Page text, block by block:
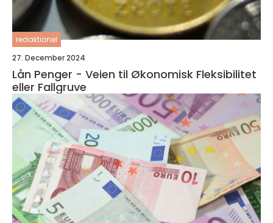
redaktionel
27. December 2024
Lån Penger - Veien til Økonomisk Fleksibilitet
eller Fallgruve